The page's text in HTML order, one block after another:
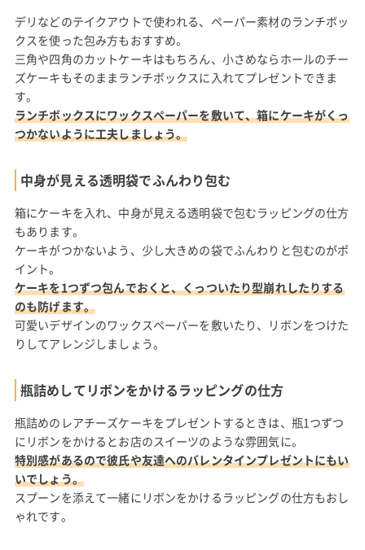
デリなどのテイクアウトで使われる、ペーパー素材のランチボッ
クスを使った包み方もおすすめ。
三角や四角のカットケーキはもちろん、小さめならホールのチー
ズケーキもそのままランチボックスに入れてプレゼントできま
す。
ランチボックスにワックスペーパーを敷いて、箱にケーキがくっ
つかないように工夫しましょう。
中身が見える透明袋でふんわり包む
箱にケーキを入れ、中身が見える透明袋で包むラッピングの仕方
もあります。
ケーキがつかないよう、少し大きめの袋でふんわりと包むのがポ
イント。
ケーキを1つずつ包んでおくと、くっついたり型崩れしたりする
のも防げます。
可愛いデザインのワックスペーパーを敷いたり、リボンをつけた
りしてアレンジしましょう。
瓶詰めしてリボンをかけるラッピングの仕方
瓶詰めのレアチーズケーキをプレゼントするときは、瓶1つずつ
にリボンをかけるとお店のスイーツのような雰囲気に。
特別感があるので彼氏や友達へのバレンタインプレゼントにもい
いでしょう。
スプーンを添えて一緒にリボンをかけるラッピングの仕方もおし
ゃれです。